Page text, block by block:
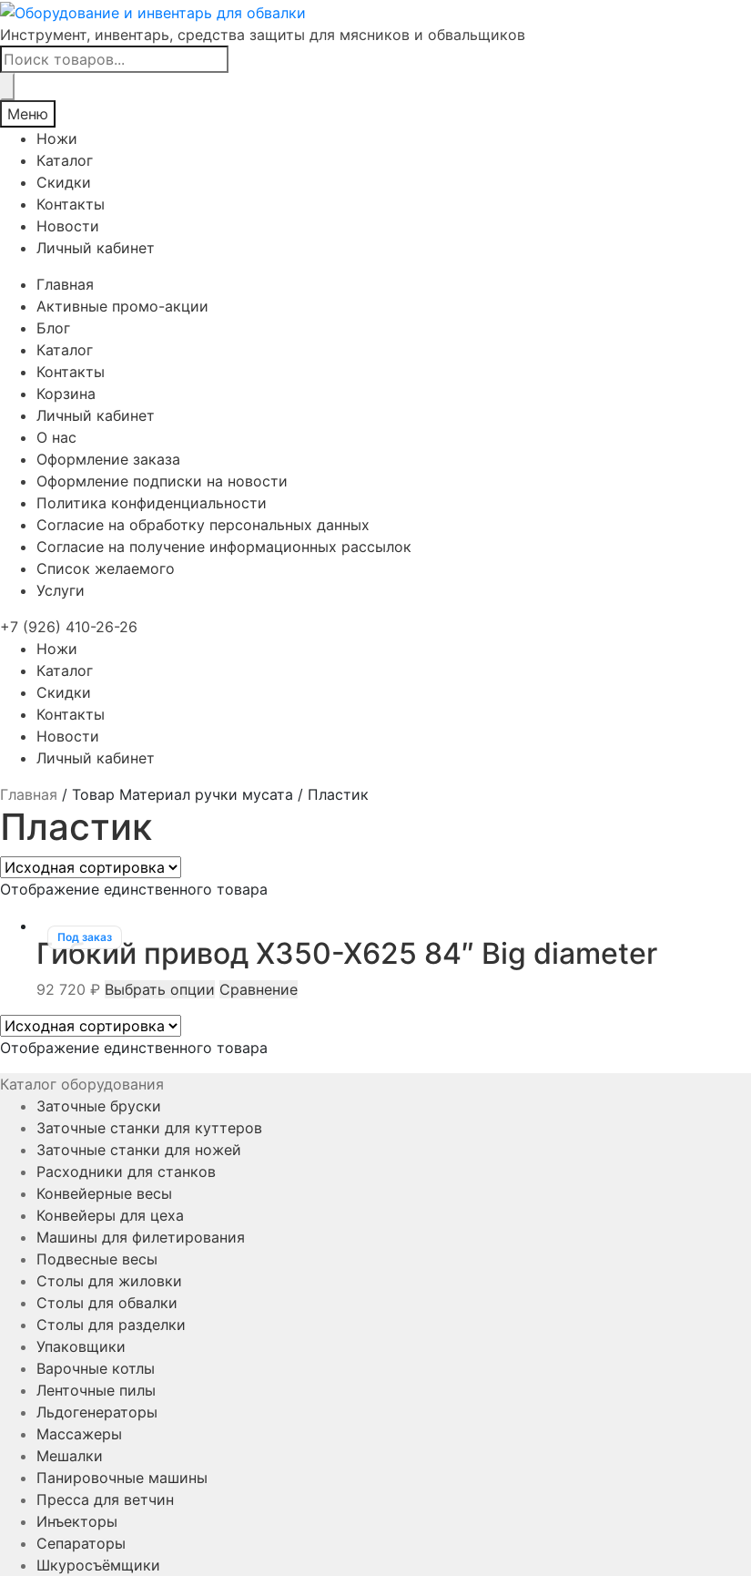
Инструмент, инвентарь, средства защиты для мясников и обвальщиков
Поиск
товаров
Меню
Ножи
Каталог
Скидки
Контакты
Новости
Личный кабинет
Главная
Активные промо-акции
Блог
Каталог
Контакты
Корзина
Личный кабинет
О нас
Оформление заказа
Оформление подписки на новости
Политика конфиденциальности
Согласие на обработку персональных данных
Согласие на получение информационных рассылок
Список желаемого
Услуги
+7 (926) 410-26-26
Ножи
Каталог
Скидки
Контакты
Новости
Личный кабинет
Главная / Товар Материал ручки мусата / Пластик
Пластик
Отображение единственного товара
Под заказ
Гибкий привод X350-X625 84″ Big diameter
92 720 ₽ Выбрать опции Этот
несколько
выбрать
Сравнение
Отображение единственного товара
Каталог оборудования
Заточные бруски
Заточные станки для куттеров
Заточные станки для ножей
Расходники для станков
Конвейерные весы
Конвейеры для цеха
Машины для филетирования
Подвесные весы
Столы для жиловки
Столы для обвалки
Столы для разделки
Упаковщики
Варочные котлы
Ленточные пилы
Льдогенераторы
Массажеры
Мешалки
Панировочные машины
Пресса для ветчин
Инъекторы
Сепараторы
Шкуросъёмщики